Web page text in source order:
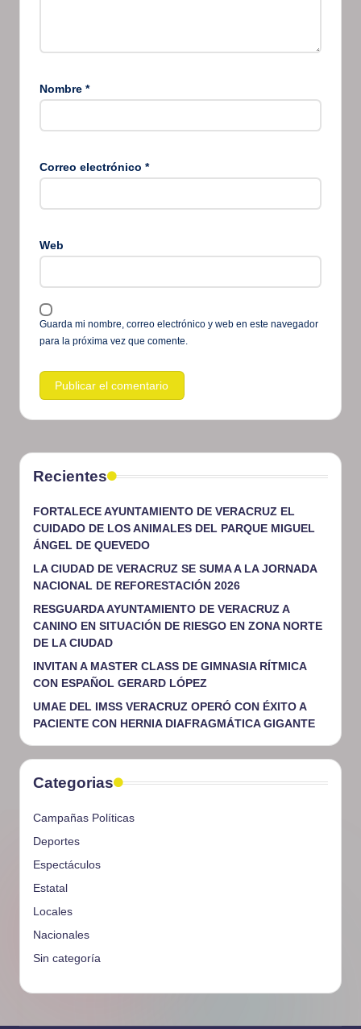
Nombre *
Correo electrónico *
Web
Guarda mi nombre, correo electrónico y web en este navegador
para la próxima vez que comente.
Recientes
FORTALECE AYUNTAMIENTO DE VERACRUZ EL
CUIDADO DE LOS ANIMALES DEL PARQUE MIGUEL
ÁNGEL DE QUEVEDO
LA CIUDAD DE VERACRUZ SE SUMA A LA JORNADA
NACIONAL DE REFORESTACIÓN 2026
RESGUARDA AYUNTAMIENTO DE VERACRUZ A
CANINO EN SITUACIÓN DE RIESGO EN ZONA NORTE
DE LA CIUDAD
INVITAN A MASTER CLASS DE GIMNASIA RÍTMICA
CON ESPAÑOL GERARD LÓPEZ
UMAE DEL IMSS VERACRUZ OPERÓ CON ÉXITO A
PACIENTE CON HERNIA DIAFRAGMÁTICA GIGANTE
Categorias
Campañas Políticas
Deportes
Espectáculos
Estatal
Locales
Nacionales
Sin categoría